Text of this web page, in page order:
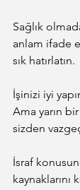
Sağlık
anlam ifade
sık hatırlatın.
İşinizi iyi
Ama yarın bir
sizden
İsraf
kaynaklarını